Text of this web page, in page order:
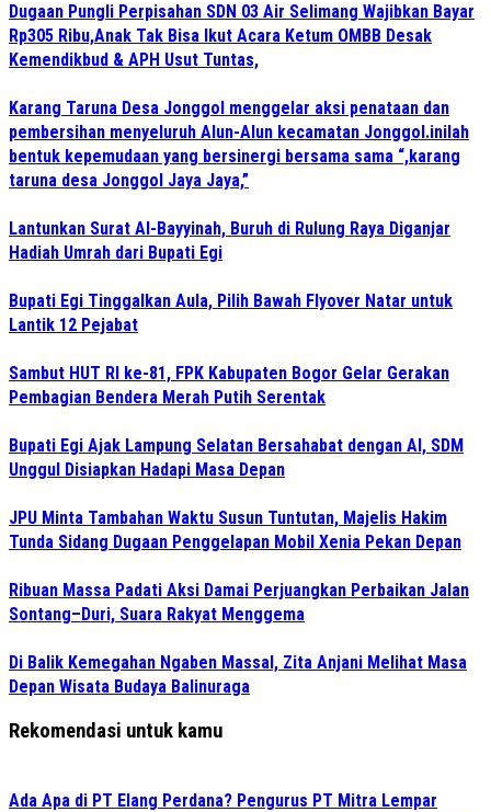
Dugaan Pungli Perpisahan SDN 03 Air Selimang Wajibkan Bayar
Rp305 Ribu,Anak Tak Bisa Ikut Acara Ketum OMBB Desak
Kemendikbud & APH Usut Tuntas,
Karang Taruna Desa Jonggol menggelar aksi penataan dan
pembersihan menyeluruh Alun-Alun kecamatan Jonggol.inilah
bentuk kepemudaan yang bersinergi bersama sama “,karang
taruna desa Jonggol Jaya Jaya,”
Lantunkan Surat Al-Bayyinah, Buruh di Rulung Raya Diganjar
Hadiah Umrah dari Bupati Egi
Bupati Egi Tinggalkan Aula, Pilih Bawah Flyover Natar untuk
Lantik 12 Pejabat
Sambut HUT RI ke-81, FPK Kabupaten Bogor Gelar Gerakan
Pembagian Bendera Merah Putih Serentak
Bupati Egi Ajak Lampung Selatan Bersahabat dengan AI, SDM
Unggul Disiapkan Hadapi Masa Depan
JPU Minta Tambahan Waktu Susun Tuntutan, Majelis Hakim
Tunda Sidang Dugaan Penggelapan Mobil Xenia Pekan Depan
Ribuan Massa Padati Aksi Damai Perjuangkan Perbaikan Jalan
Sontang–Duri, Suara Rakyat Menggema
Di Balik Kemegahan Ngaben Massal, Zita Anjani Melihat Masa
Depan Wisata Budaya Balinuraga
Rekomendasi untuk kamu
Ada Apa di PT Elang Perdana? Pengurus PT Mitra Lempar